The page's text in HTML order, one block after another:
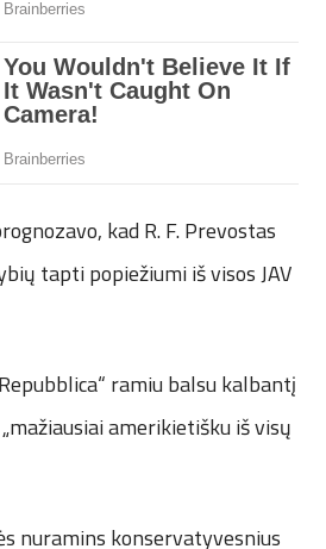
kad R. F. Prevostas
tapti popiežiumi iš visos JAV
ramiu balsu kalbantį
amerikietišku iš visų
nuramins konservatyvesnius